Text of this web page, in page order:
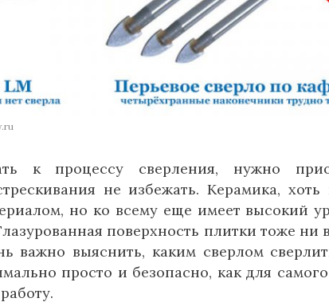
к процессу сверления, нужно
не избежать. Керамика, хоть
но ко всему еще имеет высокий
поверхность плитки тоже ни
важно выяснить, каким сверлом
просто и безопасно, как для